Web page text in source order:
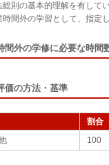
総則の基本的理解を有して
時間外の学習として、指定
間外の学修に必要な時間
価の方法・基準
割合
100